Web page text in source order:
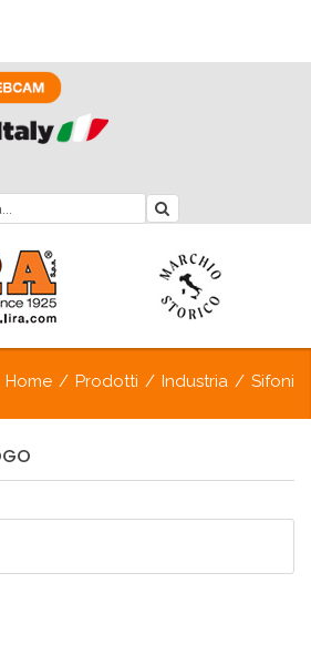
Home / Prodotti / Industria / Sifoni